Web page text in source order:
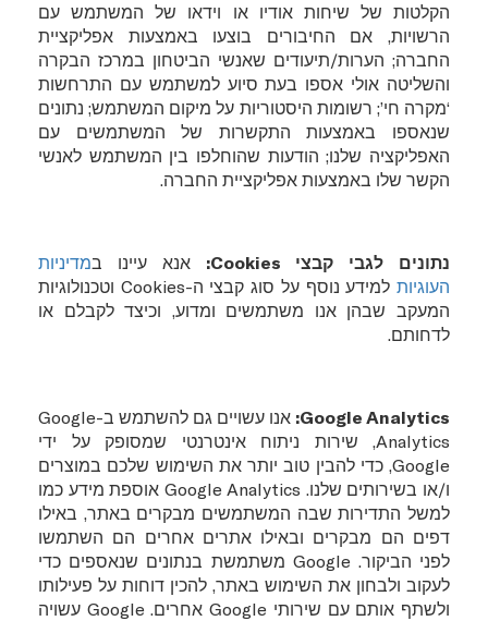
הקלטות של שיחות אודיו או וידאו של המשתמש עם
הרשויות, אם החיבורים בוצעו באמצעות אפליקציית
החברה; הערות/תיעודים שאנשי הביטחון במרכז הבקרה
והשליטה אולי אספו בעת סיוע למשתמש עם התרחשות
‘מקרה חי’; רשומות היסטוריות על מיקום המשתמש; נתונים
שנאספו באמצעות התקשרות של המשתמשים עם
האפליקציה שלנו; הודעות שהוחלפו בין המשתמש לאנשי
הקשר שלו באמצעות אפליקציית החברה.
נתונים לגבי קבצי Cookies
: אנא עיינו במדיניות
העוגיותלמידע נוסף על סוג קבצי ה-Cookies וטכנולוגיות
המעקב שבהן אנו משתמשים ומדוע, וכיצד לקבלם או
לדחותם.
Google Analytics
: אנו עשויים גם להשתמש ב-Google
Analytics, שירות ניתוח אינטרנטי שמסופק על ידי
Google, כדי להבין טוב יותר את השימוש שלכם במוצרים
ו/או בשירותים שלנו. Google Analytics אוספת מידע כמו
למשל התדירות שבה המשתמשים מבקרים באתר, באילו
דפים הם מבקרים ובאילו אתרים אחרים הם השתמשו
לפני הביקור.Google משתמשת בנתונים שנאספים כדי
לעקוב ולבחון את השימוש באתר, להכין דוחות על פעילותו
ולשתף אותם עם שירותי Googleאחרים.Google עשויה